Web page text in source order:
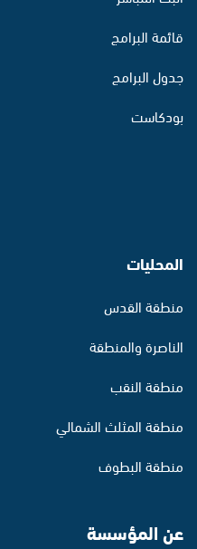
قائمة البرامج
جدول البرامج
بودكاست
المحليات
منطقة القدس
الناصرة والمنطقة
منطقة النقب
منطقة المثلث الشمالي
منطقة البطوف
عن المؤسسة